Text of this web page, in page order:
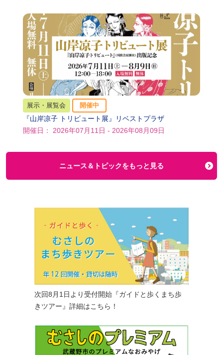
展示・展覧会 開催中
『山岸凉子 トリビュート展』リベストプラザ
開催日： 2026年07月11日 - 2026年08月09日
ニュース＆トピックをもっと見る
次回8月1日より受付開始『ガイドと歩くまち歩
きツアー』詳細はこちら！